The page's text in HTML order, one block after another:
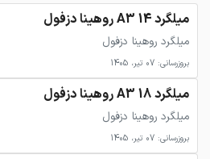
میلگرد 14 A3 روهینا دزفول
میلگرد روهینا دزفول
بروزرسانی: 07 تیر، 1405
میلگرد 18 A3 روهینا دزفول
میلگرد روهینا دزفول
بروزرسانی: 07 تیر، 1405